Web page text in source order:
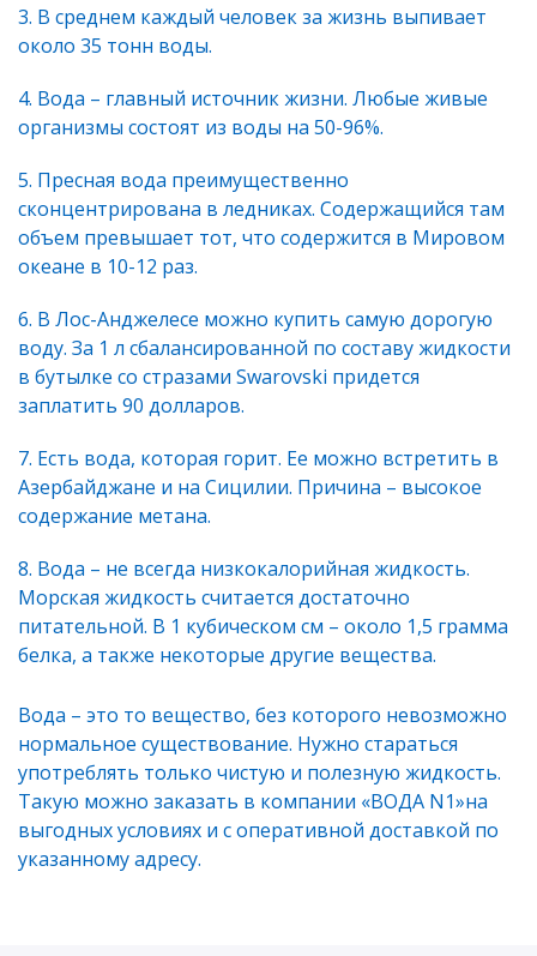
В среднем каждый человек за жизнь выпивает
около 35 тонн воды.
Вода – главный источник жизни. Любые живые
организмы состоят из воды на 50-96%.
Пресная вода преимущественно
сконцентрирована в ледниках. Содержащийся там
объем превышает тот, что содержится в Мировом
океане в 10-12 раз.
В Лос-Анджелесе можно купить самую дорогую
воду. За 1 л сбалансированной по составу жидкости
в бутылке со стразами Swarovski придется
заплатить 90 долларов.
Есть вода, которая горит. Ее можно встретить в
Азербайджане и на Сицилии. Причина – высокое
содержание метана.
Вода – не всегда низкокалорийная жидкость.
Морская жидкость считается достаточно
питательной. В 1 кубическом см – около 1,5 грамма
белка, а также некоторые другие вещества.
Вода – это то вещество, без которого невозможно
нормальное существование. Нужно стараться
употреблять только чистую и полезную жидкость.
Такую можно заказать в компании «ВОДА N1»на
выгодных условиях и с оперативной доставкой по
указанному адресу.